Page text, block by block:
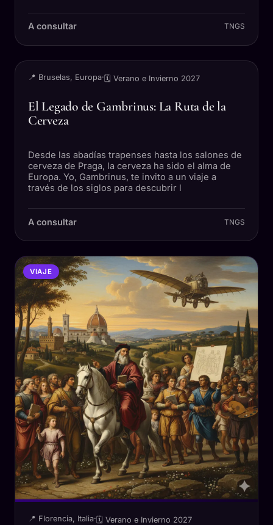
A consultar TNGS
VIAJE
📍 Bruselas, Europa· 🗓 Verano e Invierno 2027
El Legado de Gambrinus: La Ruta de la
Cerveza
Desde las abadías trapenses hasta los salones de
cerveza de Praga, la cerveza ha sido el alma de
Europa. Yo, Gambrinus, te invito a un viaje a
través de los siglos para descubrir l
A consultar TNGS
VIAJE
📍 Florencia, Italia·🗓 Verano e Invierno 2027